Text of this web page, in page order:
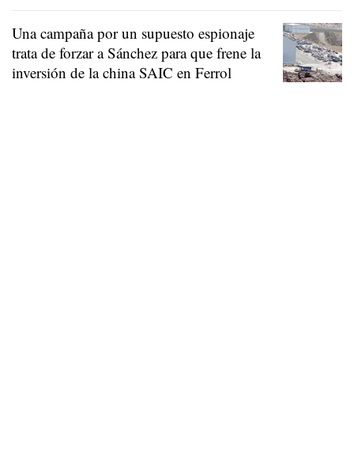
Una campaña por un supuesto espionaje
trata de forzar a Sánchez para que frene la
inversión de la china SAIC en Ferrol